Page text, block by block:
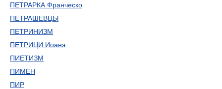
ПЕТРАРКА Франческо
ПЕТРАШЕВЦЫ
ПЕТРИНИЗМ
ПЕТРИЦИ Иоанэ
ПИЕТИЗМ
ПИМЕН
ПИР